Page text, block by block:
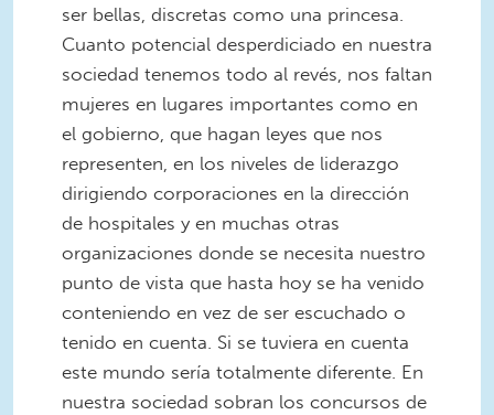
ser bellas, discretas como una princesa.
Cuanto potencial desperdiciado en nuestra
sociedad tenemos todo al revés, nos faltan
mujeres en lugares importantes como en
el gobierno, que hagan leyes que nos
representen, en los niveles de liderazgo
dirigiendo corporaciones en la dirección
de hospitales y en muchas otras
organizaciones donde se necesita nuestro
punto de vista que hasta hoy se ha venido
conteniendo en vez de ser escuchado o
tenido en cuenta. Si se tuviera en cuenta
este mundo sería totalmente diferente. En
nuestra sociedad sobran los concursos de